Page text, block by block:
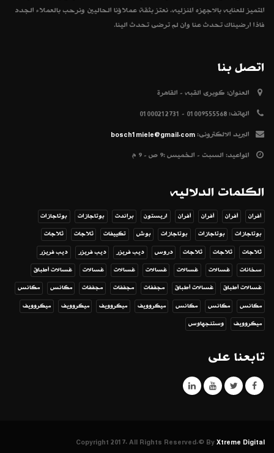
المتميز للعنايه بالاجهزه المنزليه. نعتز بثقة عملاؤنا الحاليين ونرحب بالعملاء الجدد
فاذا ارضيناك تحدث عنا وان لم ترضى تحدث الينا.
اتصل بنا
العنوان: كوبرى القبه - القاهرة
الهاتف: 01009555568 - 01000212731
البريد الالكترونى: bosch1miele@gmail.com
المواعيد: السبت - الخميس :9 ص - 9 م
الكلمات الدلاليه
أفران أفران أفران أفران اريستون براندت بوتاجازات بوتاجازات
بوتاجازات بوتاجازات بوتاجازات بوش تكييفات ثلاجات ثلاجات
ثلاجات ثلاجات ثلاجات دروس ديب فريزر ديب فريزر ديب فريزر
سخانات غسالات غسالات غسالات غسالات غسالات غسالات أطباق
غسالات أطباق غسالات أطباق مجففات مجففات مجففات مكانس مكانس
مكانس مكانس مكانس ميكروويف ميكروويف ميكروويف ميكروويف
ميكروويف وستنجهاوس
تابعنا على
Copyright 2017. All Rights Reserved.© By Xtreme Digital